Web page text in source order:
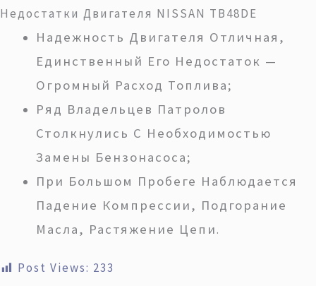
Недостатки Двигателя NISSAN TB48DE
Надежность Двигателя Отличная,
Единственный Его Недостаток —
Огромный Расход Топлива;
Ряд Владельцев Патролов
Столкнулись С Необходимостью
Замены Бензонасоса;
При Большом Пробеге Наблюдается
Падение Компрессии, Подгорание
Масла, Растяжение Цепи.
Post Views: 233